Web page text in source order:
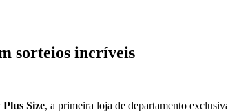
sorteios incríveis
Size, a primeira loja de departamento